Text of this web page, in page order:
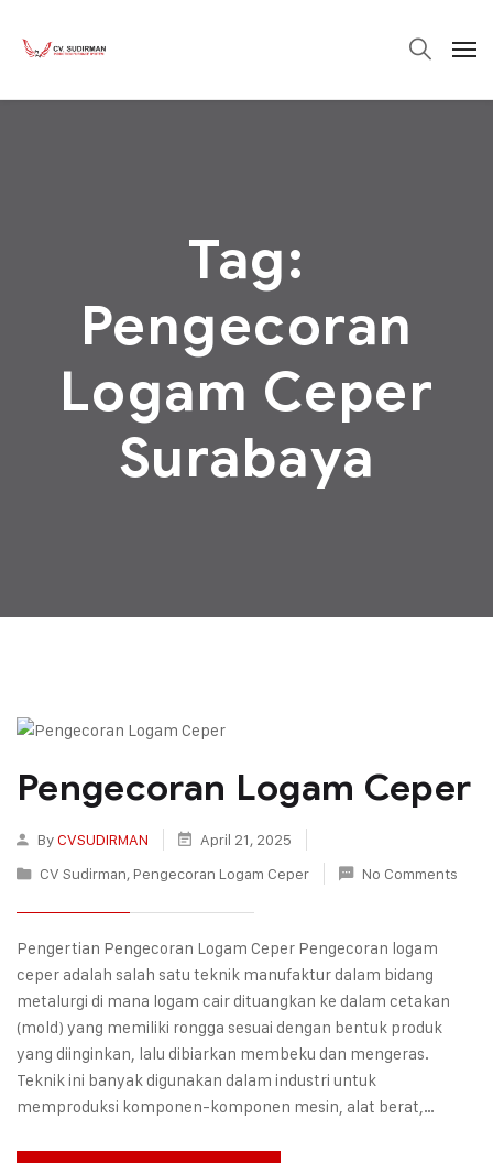
Tag:
Pengecoran
Logam Ceper
Surabaya
Pengecoran Logam Ceper
ByCVSUDIRMAN
April 21, 2025
CV Sudirman, Pengecoran Logam Ceper No Comments
Pengertian Pengecoran Logam Ceper Pengecoran logam
ceper adalah salah satu teknik manufaktur dalam bidang
metalurgi di mana logam cair dituangkan ke dalam cetakan
(mold) yang memiliki rongga sesuai dengan bentuk produk
yang diinginkan, lalu dibiarkan membeku dan mengeras.
Teknik ini banyak digunakan dalam industri untuk
memproduksi komponen-komponen mesin, alat berat,…